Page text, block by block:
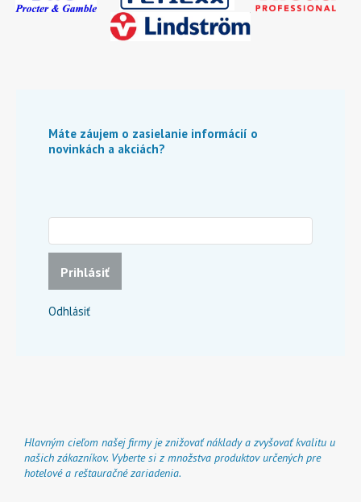
Máte záujem o zasielanie informácií o
novinkách a akciách?
Prihlásiť
Odhlásiť
Hlavným cieľom našej firmy je znižovať náklady a zvyšovať kvalitu u
našich zákazníkov. Vyberte si z množstva produktov určených pre
hotelové a reštauračné zariadenia.